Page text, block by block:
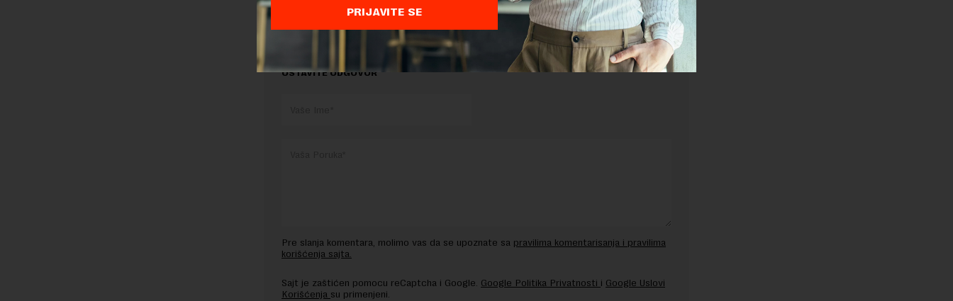
OSTAVITE ODGOVOR
Pre slanja komentara, molimo vas da se upoznate sa pravilima komentarisanja i pravilima
korišćenja sajta.
Sajt je zaštićen pomocu reCaptcha i Google. Google Politika Privatnosti i Google Uslovi
Korišćenja su primenjeni.
PRIJAVITE SE